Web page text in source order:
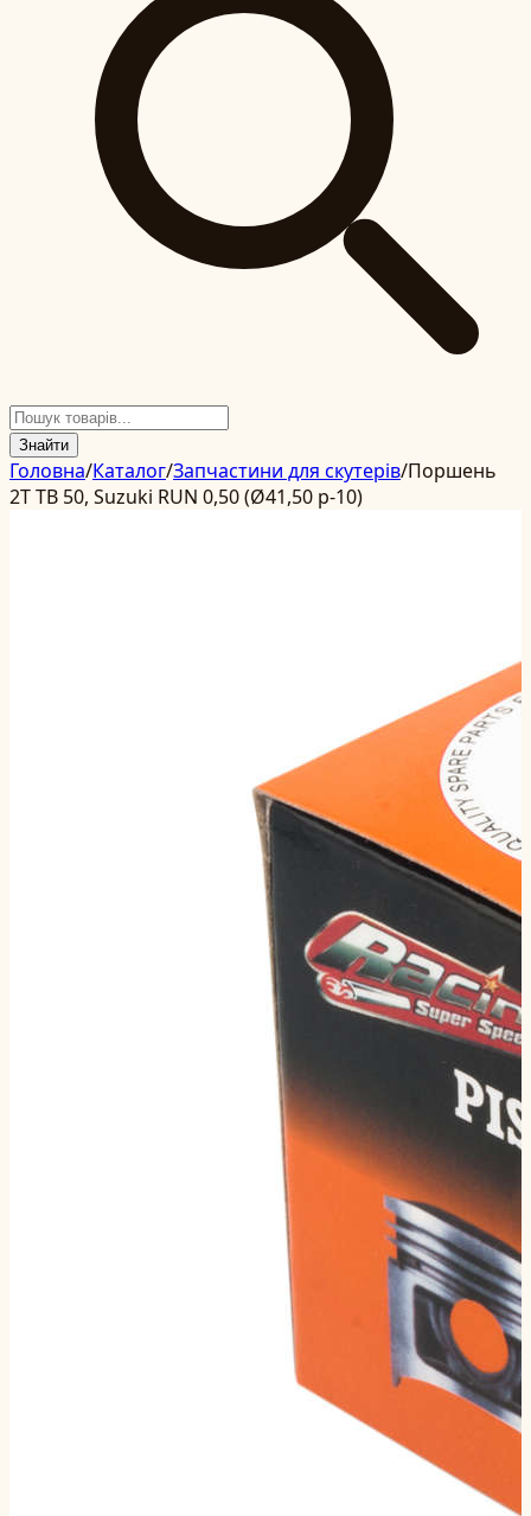
Знайти
Головна/Каталог/Запчастини для скутерів/Поршень
2T TB 50, Suzuki RUN 0,50 (Ø41,50 p-10)